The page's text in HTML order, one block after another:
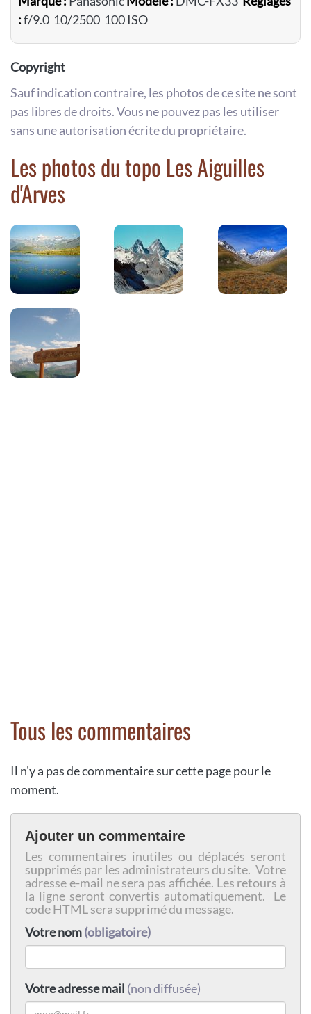
:f/9.0 10/2500 100 ISO
Copyright
Sauf indication contraire, les photos de ce site ne sont
pas libres de droits. Vous ne pouvez pas les utiliser
sans une autorisation écrite du propriétaire.
Les photos du topo Les Aiguilles
d'Arves
Tous les commentaires
Il n'y a pas de commentaire sur cette page pour le
moment.
Ajouter un commentaire
Les commentaires inutiles ou déplacés seront
supprimés par les administrateurs du site. Votre
adresse e-mail ne sera pas affichée. Les retours à
la ligne seront convertis automatiquement. Le
code HTML sera supprimé du message.
Votre nom(obligatoire)
Votre adresse mail (non diffusée)